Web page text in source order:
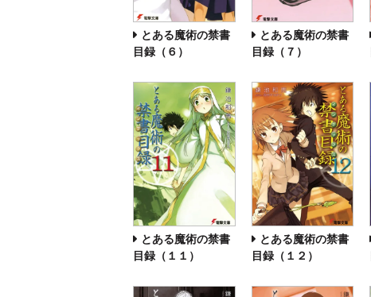
とある魔術の禁書
目録（６）
とある魔術の禁書
目録（７）
とある魔術の禁書
目録（１１）
とある魔術の禁書
目録（１２）